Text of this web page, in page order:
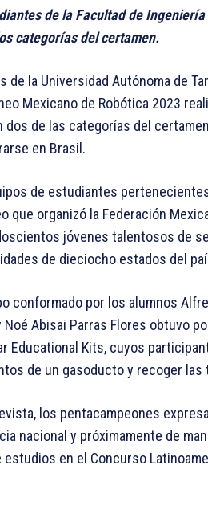
de la Facultad de
categorías del certamen.
de la Universidad Autónoma de
Mexicano de Robótica 2023
dos de las categorías del
en Brasil.
de estudiantes
que organizó la Federación
jóvenes talentosos de
de dieciocho estados del
conformado por los alumnos
Noé Abisai Parras Flores obtuvo
Educational Kits, cuyos
de un gasoducto y recoger
los pentacampeones
nacional y próximamente de
estudios en el Concurso